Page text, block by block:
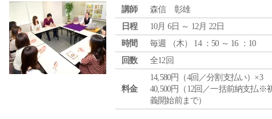
講師
森信 彰雄
日程
10月 6日 ～ 12月 22日
時間
毎週 （木） 14 ：50 ～ 16 ：10
回数
全12回
料金
14,580円（4回／分割支払い）×3
40,500円（12回／一括前納支払※
義開始前まで）